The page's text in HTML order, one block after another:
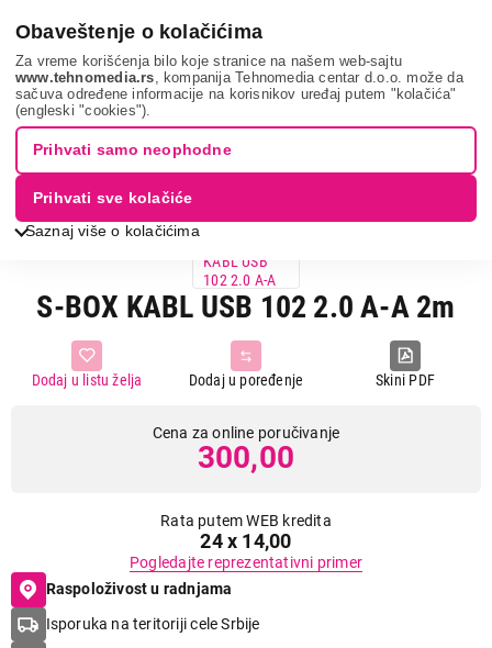
Obaveštenje o kolačićima
Za vreme korišćenja bilo koje stranice na našem web-sajtu
www.tehnomedia.rs , kompanija Tehnomedia centar d.o.o. može da
sačuva određene informacije na korisnikov uređaj putem "kolačića"
(engleski "cookies").
Saznaj više o kolačićima
Prihvati samo neophodne
Prihvati sve kolačiće
It & gaming Kablovi i adapteri S-box kabl usb ...
S-BOX KABL USB 102 2.0 A-A 2m
Skini PDF
Dodaj u poređenje
Dodaj u listu želja
Cena za online poručivanje
300,00
Rata putem WEB kredita
24 x 14,00
Pogledajte reprezentativni primer
Raspoloživost u radnjama
Isporuka na teritoriji cele Srbije